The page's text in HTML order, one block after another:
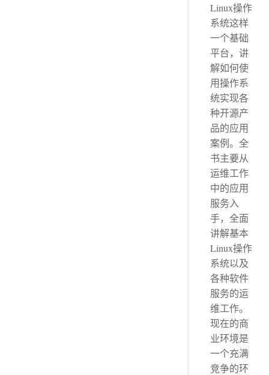
Linux操作
系统这样
一个基础
平台，讲
解如何使
用操作系
统实现各
种开源产
品的应用
案例。全
书主要从
运维工作
中的应用
服务入
手，全面
讲解基本
Linux操作
系统以及
各种软件
服务的运
维工作。
现在的商
业环境是
一个充满
竞争的环